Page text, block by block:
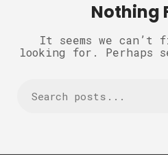
Nothing
It seems we can’t
looking for. Perhaps